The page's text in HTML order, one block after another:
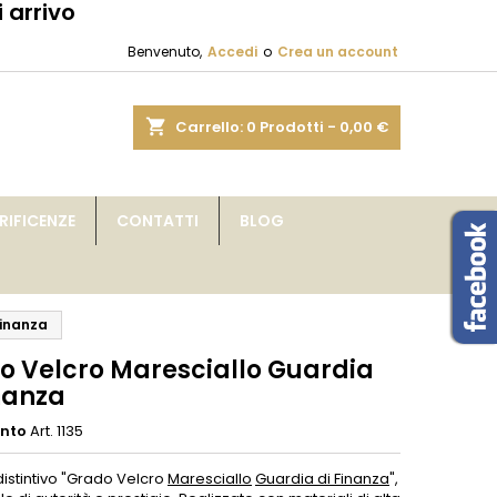
arrivo
Benvenuto, Accedi o Crea un account
shopping_cart Carrello: 0 Prodotti - 0,00 €
CONTATTI BLOG
Velcro Maresciallo Guardia
Art. 1135
"Grado Velcro Maresciallo Guardia di Finanza",